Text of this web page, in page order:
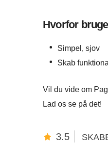
Hvorfor
Simpel, sjov
Skab
Vil du vide om
Lad os se på det!
3.5